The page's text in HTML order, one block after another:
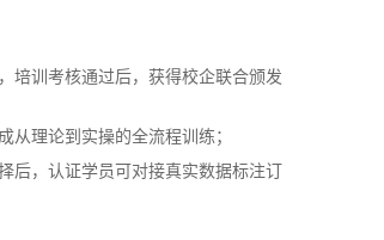
培训考核通过后，获得校企联合颁发
理论到实操的全流程训练；
，认证学员可对接真实数据标注订